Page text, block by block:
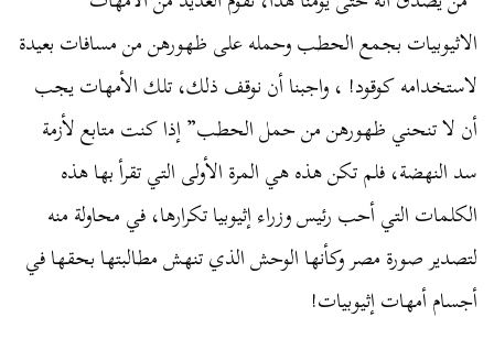
الاثيوبيات بجمع الحطب وحمله على ظهورهن من مسافات بعيدة
لاستخدامه كوقود! ، واجبنا أن نوقف ذلك، تلك الأمهات يجب
أن لا تنحني ظهورهن من حمل الحطب” إذا كنت متابع لأزمة
سد النهضة، فلم تكن هذه هي المرة الأولى التي تقرأ بها هذه
الكلمات التي أحب رئيس وزراء إثيوبيا تكرارها، في محاولة منه
لتصدير صورة مصر وكأنها الوحش الذي تنهش مطالبتها بحقها في
أجسام أمهات إثيوبيات!